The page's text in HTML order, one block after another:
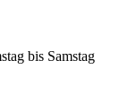
bis Samstag